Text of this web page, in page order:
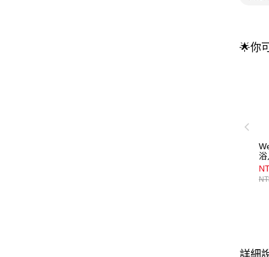
🌟你
詳細